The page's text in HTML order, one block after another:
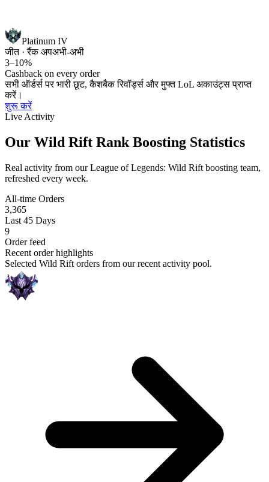
Platinum IV
जीत · रैंक अपअभी-अभी
3–10%
Cashback on every order
सभी ऑर्डर्स पर भारी छूट, कैशबैक रिवॉर्ड्स और मुफ्त LoL अकाउंट्स प्राप्त
करें।
शुरू करें
Live Activity
Our Wild Rift Rank Boosting Statistics
Real activity from our League of Legends: Wild Rift boosting team,
refreshed every week.
All-time Orders
3,365
Last 45 Days
9
Order feed
Recent order highlights
Selected Wild Rift orders from our recent activity pool.